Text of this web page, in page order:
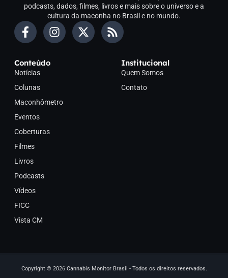
podcasts, dados, filmes, livros e mais sobre o universo e a
cultura da maconha no Brasil e no mundo.
Conteúdo
Notícias
Colunas
Maconhômetro
Eventos
Coberturas
Filmes
Livros
Podcasts
Vídeos
FICC
Vista CM
Institucional
Quem Somos
Contato
Copyright © 2026 Cannabis Monitor Brasil - Todos os direitos reservados.